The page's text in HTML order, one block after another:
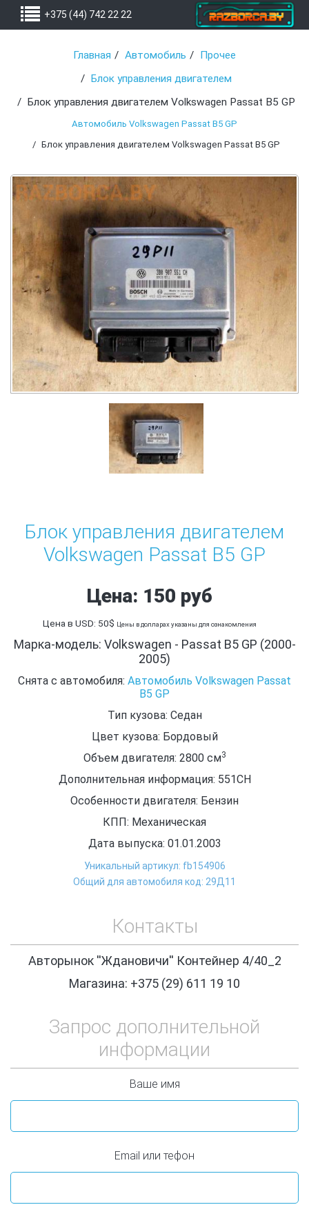
+375 (44) 742 22 22
Главная Автомобиль
Прочее
Блок управления двигателем
Блок управления двигателем Volkswagen Passat B5 GP
Автомобиль Volkswagen Passat B5 GP
Блок управления двигателем Volkswagen Passat B5 GP
Блок управления двигателем
Volkswagen Passat B5 GP
Цена: 150 руб
Цена в USD: 50$ Цены в долларах указаны для ознакомления
Марка-модель: Volkswagen - Passat B5 GP (2000-
2005)
Снята с автомобиля: Автомобиль Volkswagen Passat
B5 GP
Тип кузова: Седан
Цвет кузова: Бордовый
Объем двигателя: 2800 см3
Дополнительная информация: 551CH
Особенности двигателя: Бензин
КПП: Механическая
Дата выпуска: 01.01.2003
Уникальный артикул: fb154906
Общий для автомобиля код: 29Д11
Контакты
Авторынок ''Ждановичи'' Контейнер 4/40_2
Магазина: +375 (29) 611 19 10
Запрос дополнительной
информации
Ваше имя
Email или тефон